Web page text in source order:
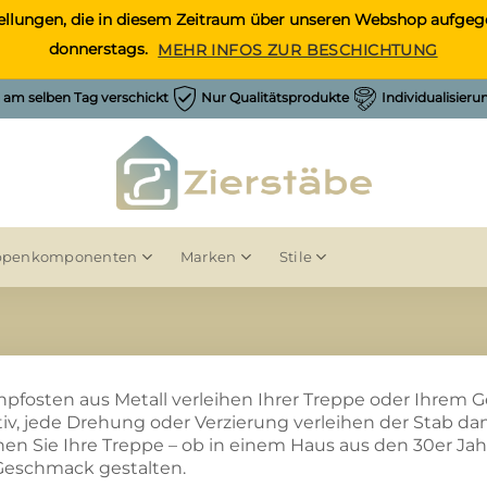
die in diesem Zeitraum über unseren Webshop
donnerstags. MEHR INFOS ZUR BESCHICHTUNG
selben Tag verschickt Nur Qualitätsprodukte
Marken Stile
aus Metall verleihen Ihrer Treppe oder Ihrem
jede Drehung oder Verzierung verleihen der Stab
Sie Ihre Treppe – ob in einem Haus aus den 30er
gestalten.